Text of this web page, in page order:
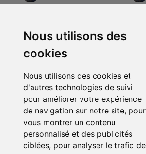
Nous utilisons des
cookies
Nous utilisons des cookies et
d'autres technologies de suivi
pour améliorer votre expérience
de navigation sur notre site, pour
vous montrer un contenu
personnalisé et des publicités
ciblées, pour analyser le trafic de
2.00€ 1
Negi ma tome 9
2.00€